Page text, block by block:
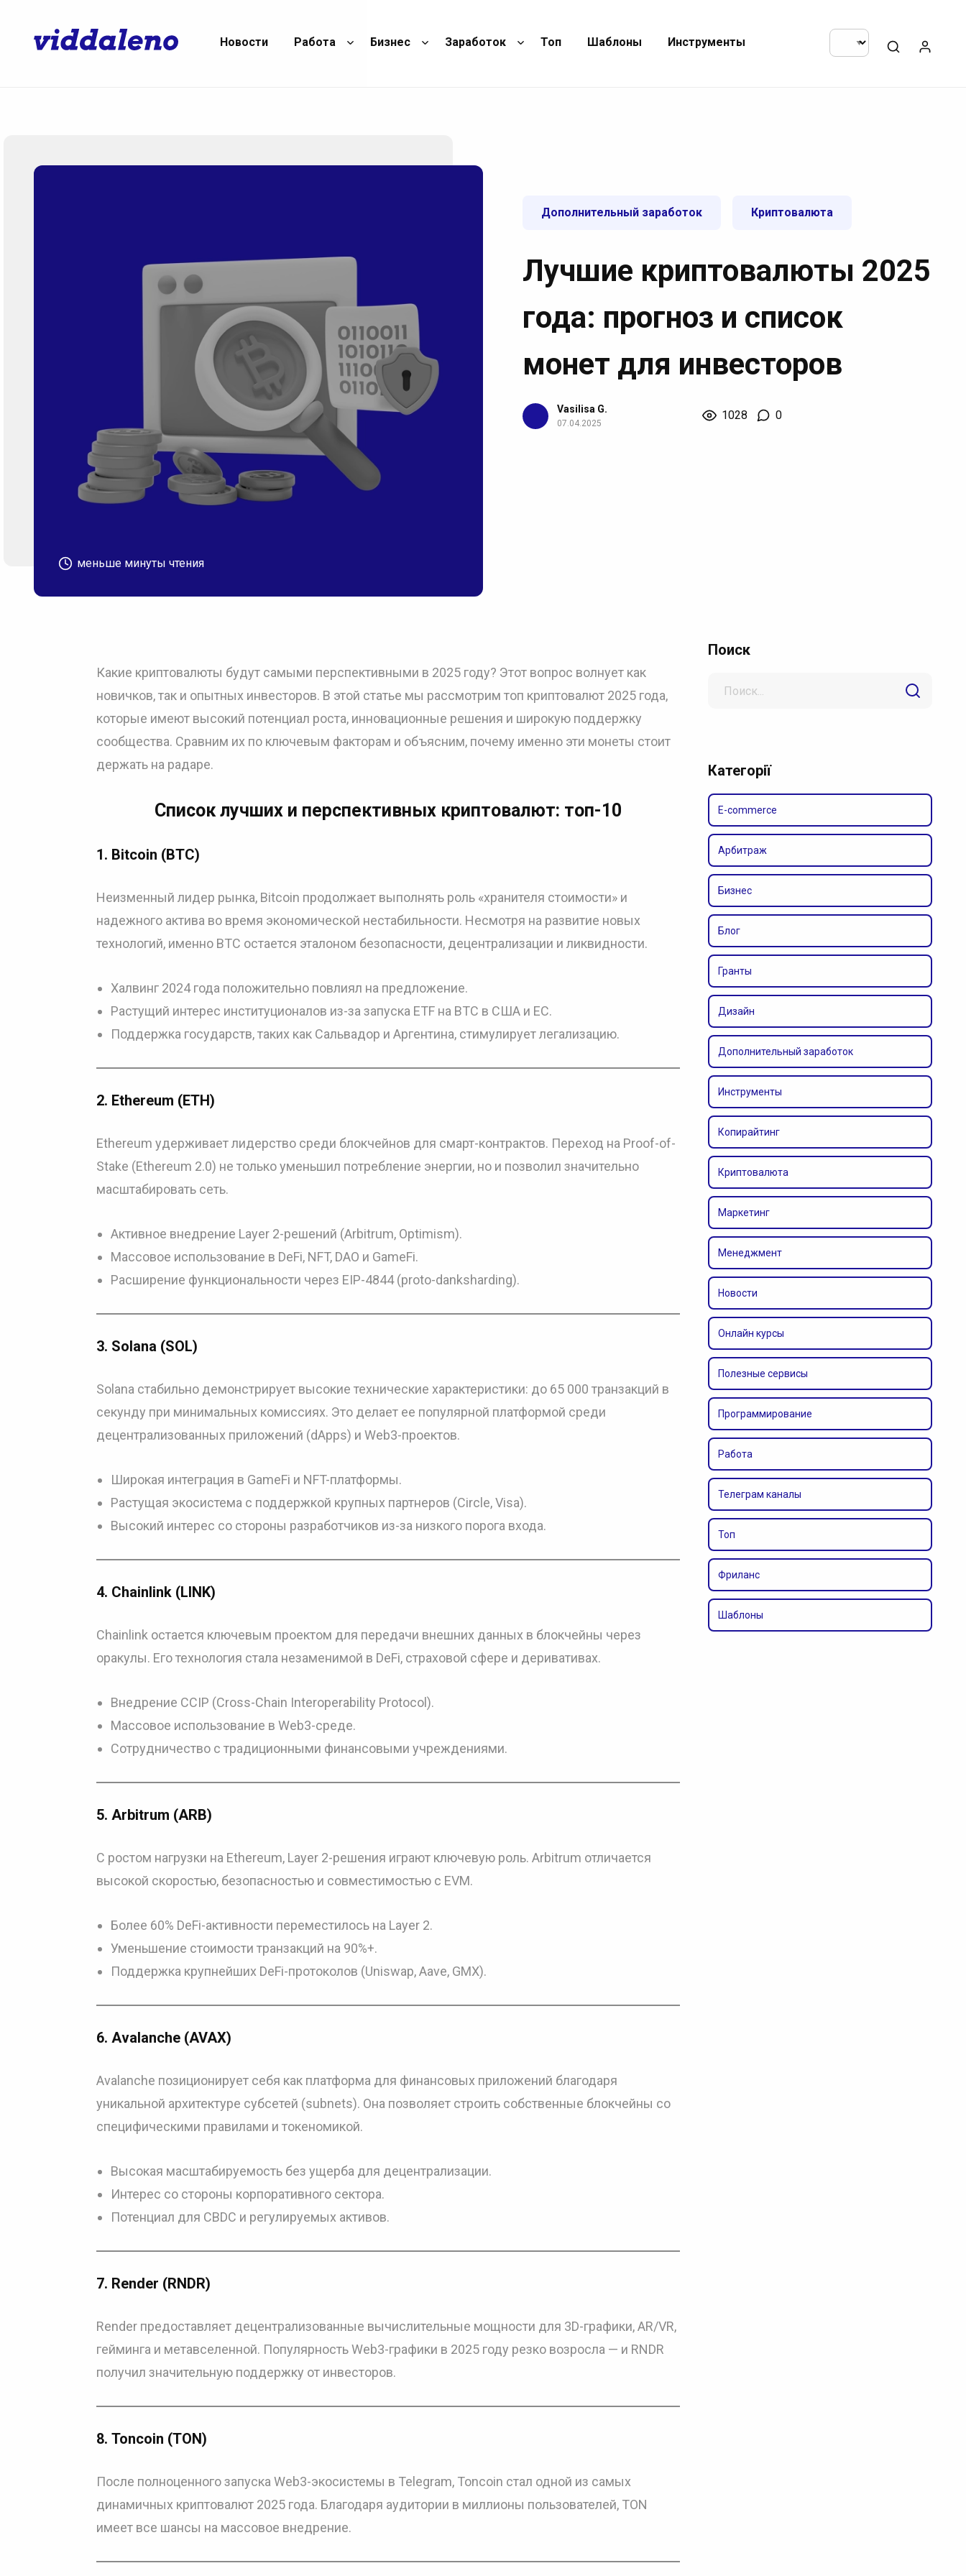
Новости Работа Бизнес Заработок Топ Шаблоны Инструменты
меньше минуты чтения
Дополнительный заработок Криптовалюта
Лучшие криптовалюты 2025
года: прогноз и список
монет для инвесторов
Vasilisa G.
07.04.2025
1028 0
Какие криптовалюты будут самыми перспективными в 2025 году? Этот вопрос волнует как
новичков, так и опытных инвесторов. В этой статье мы рассмотрим топ криптовалют 2025 года,
которые имеют высокий потенциал роста, инновационные решения и широкую поддержку
сообщества. Сравним их по ключевым факторам и объясним, почему именно эти монеты стоит
держать на радаре.
Список лучших и перспективных криптовалют: топ-10
1. Bitcoin (BTC)
Неизменный лидер рынка, Bitcoin продолжает выполнять роль «хранителя стоимости» и
надежного актива во время экономической нестабильности. Несмотря на развитие новых
технологий, именно BTC остается эталоном безопасности, децентрализации и ликвидности.
Халвинг 2024 года положительно повлиял на предложение.
Растущий интерес институционалов из-за запуска ETF на BTC в США и ЕС.
Поддержка государств, таких как Сальвадор и Аргентина, стимулирует легализацию.
2. Ethereum (ETH)
Ethereum удерживает лидерство среди блокчейнов для смарт-контрактов. Переход на Proof-of-
Stake (Ethereum 2.0) не только уменьшил потребление энергии, но и позволил значительно
масштабировать сеть.
Активное внедрение Layer 2-решений (Arbitrum, Optimism).
Массовое использование в DeFi, NFT, DAO и GameFi.
Расширение функциональности через EIP-4844 (proto-danksharding).
3. Solana (SOL)
Solana стабильно демонстрирует высокие технические характеристики: до 65 000 транзакций в
секунду при минимальных комиссиях. Это делает ее популярной платформой среди
децентрализованных приложений (dApps) и Web3-проектов.
Широкая интеграция в GameFi и NFT-платформы.
Растущая экосистема с поддержкой крупных партнеров (Circle, Visa).
Высокий интерес со стороны разработчиков из-за низкого порога входа.
4. Chainlink (LINK)
Chainlink остается ключевым проектом для передачи внешних данных в блокчейны через
оракулы. Его технология стала незаменимой в DeFi, страховой сфере и деривативах.
Внедрение CCIP (Cross-Chain Interoperability Protocol).
Массовое использование в Web3-среде.
Сотрудничество с традиционными финансовыми учреждениями.
5. Arbitrum (ARB)
С ростом нагрузки на Ethereum, Layer 2-решения играют ключевую роль. Arbitrum отличается
высокой скоростью, безопасностью и совместимостью с EVM.
Более 60% DeFi-активности переместилось на Layer 2.
Уменьшение стоимости транзакций на 90%+.
Поддержка крупнейших DeFi-протоколов (Uniswap, Aave, GMX).
6. Avalanche (AVAX)
Avalanche позиционирует себя как платформа для финансовых приложений благодаря
уникальной архитектуре субсетей (subnets). Она позволяет строить собственные блокчейны со
специфическими правилами и токеномикой.
Высокая масштабируемость без ущерба для децентрализации.
Интерес со стороны корпоративного сектора.
Потенциал для CBDC и регулируемых активов.
7. Render (RNDR)
Render предоставляет децентрализованные вычислительные мощности для 3D-графики, AR/VR,
гейминга и метавселенной. Популярность Web3-графики в 2025 году резко возросла — и RNDR
получил значительную поддержку от инвесторов.
8. Toncoin (TON)
После полноценного запуска Web3-экосистемы в Telegram, Toncoin стал одной из самых
динамичных криптовалют 2025 года. Благодаря аудитории в миллионы пользователей, TON
имеет все шансы на массовое внедрение.
Поиск
Категорії
E-commerce
Арбитраж
Бизнес
Блог
Гранты
Дизайн
Дополнительный заработок
Инструменты
Копирайтинг
Криптовалюта
Маркетинг
Менеджмент
Новости
Онлайн курсы
Полезные сервисы
Программирование
Работа
Телеграм каналы
Топ
Фриланс
Шаблоны